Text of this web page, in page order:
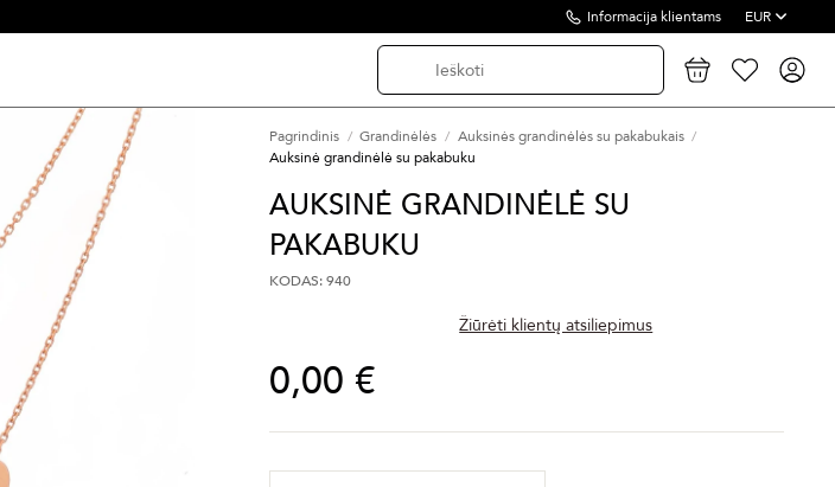
Informacija klientams EUR
Pagrindinis Grandinėlės
Auksinės grandinėlės su pakabukais
Auksinė grandinėlė su pakabuku
AUKSINĖ GRANDINĖLĖ SU
PAKABUKU
KODAS: 940
Žiūrėti klientų atsiliepimus
0,00 €